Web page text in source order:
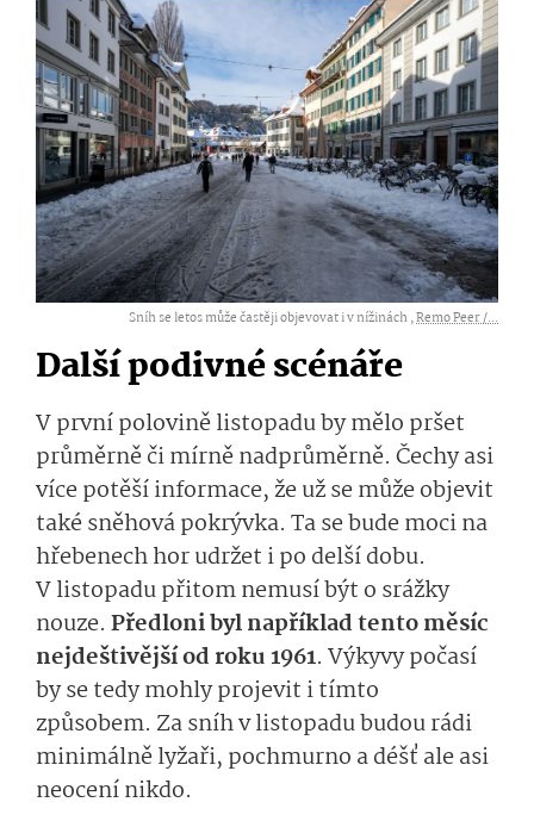
Sníh se letos může častěji objevovat i v nížinách ,Remo Peer /...
Další podivné scénáře
V první polovině listopadu by mělo pršet
průměrně či mírně nadprůměrně. Čechy asi
více potěší informace, že už se může objevit
také sněhová pokrývka. Ta se bude moci na
hřebenech hor udržet i po delší dobu.
V listopadu přitom nemusí být o srážky
nouze. Předloni byl například tento měsíc
nejdeštivější od roku 1961. Výkyvy počasí
by se tedy mohly projevit i tímto
způsobem. Za sníh v listopadu budou rádi
minimálně lyžaři, pochmurno a déšť ale asi
neocení nikdo.